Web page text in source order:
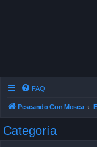
FAQ
Pescando Con Mosca
Categoría